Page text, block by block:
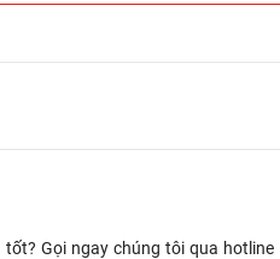
tốt? Gọi ngay chúng tôi qua hotline